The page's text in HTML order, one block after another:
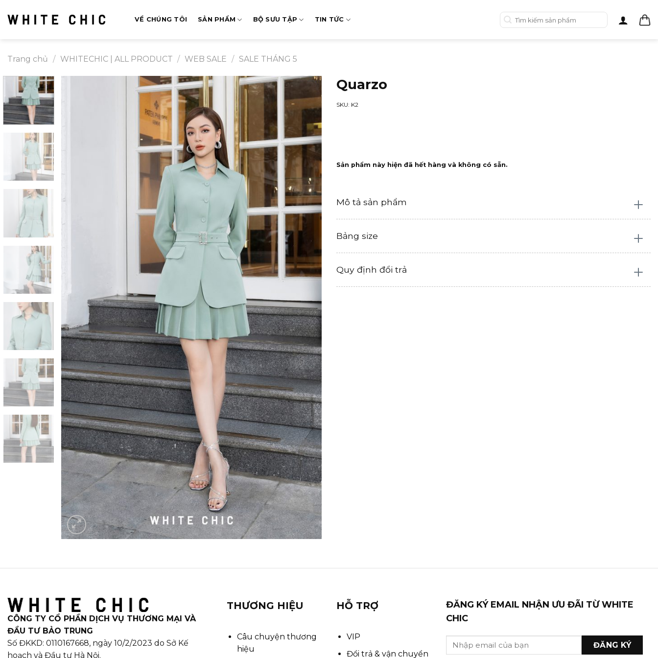
qua
VỀ CHÚNG TÔI SẢN PHẨM BỘ SƯU TẬP TIN TỨC
Tìm
kiếm:
Trang chủ / WHITECHIC | ALL PRODUCT / WEB SALE / SALE THÁNG 5
Quarzo
SKU: K2
Sản phẩm này hiện đã hết hàng và không có sẵn.
Mô tả sản phẩm
Bảng size
Quy định đổi trả
CÔNG TY CỔ PHẦN DỊCH VỤ THƯƠNG MẠI VÀ
ĐẦU TƯ BẢO TRUNG
Số ĐKKD: 0110167668, ngày 10/2/2023 do Sở Kế
hoạch và Đầu tư Hà Nội.
THƯƠNG HIỆU
Câu chuyện thương
hiệu
HỖ TRỢ
VIP
Đổi trả & vận chuyển
ĐĂNG KÝ EMAIL NHẬN ƯU ĐÃI TỪ WHITE
CHIC